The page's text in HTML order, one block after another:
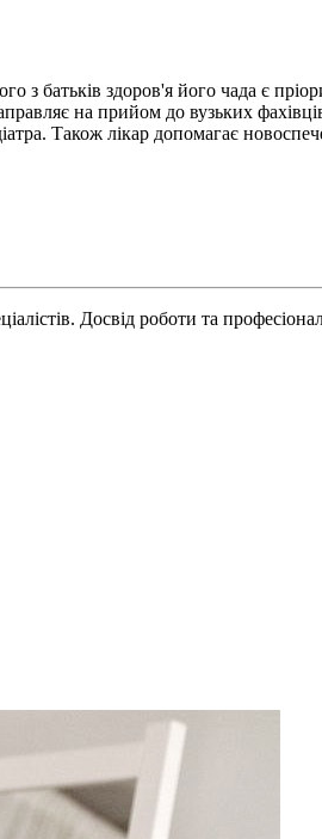
батьків здоров'я його чада є
на прийом до вузьких
Також лікар допомагає
Досвід роботи та